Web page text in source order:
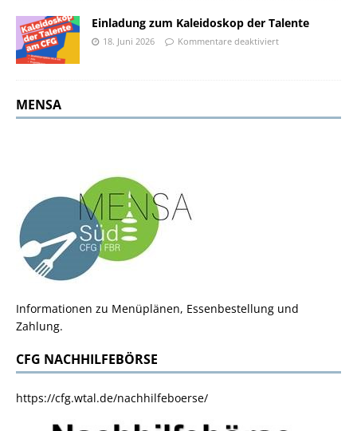
Einladung zum Kaleidoskop der Talente
18. Juni 2026 Kommentare deaktiviert
MENSA
Informationen zu Menüplänen, Essenbestellung und
Zahlung.
CFG NACHHILFEBÖRSE
https://cfg.wtal.de/nachhilfeboerse/